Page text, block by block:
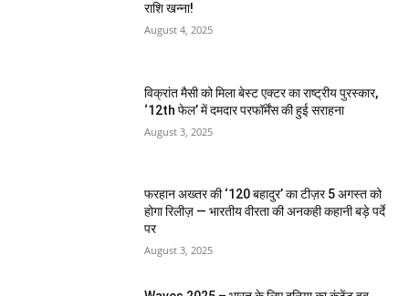
राशि खन्ना!
August 4, 2025
विक्रांत मैसी को मिला बेस्ट एक्टर का राष्ट्रीय पुरस्कार,
‘12th फेल’ में दमदार परफॉर्मेंस की हुई सराहना
August 3, 2025
फरहान अख्तर की ‘120 बहादुर’ का टीज़र 5 अगस्त को
होगा रिलीज़ — भारतीय वीरता की अनकही कहानी बड़े पर्दे
पर
August 3, 2025